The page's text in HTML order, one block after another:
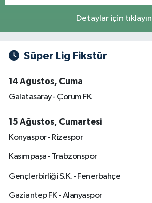
Detaylar için tıklayın
Süper Lig Fikstür
14 Ağustos, Cuma
Galatasaray - Çorum FK
15 Ağustos, Cumartesi
Konyaspor - Rizespor
Kasımpaşa - Trabzonspor
Gençlerbirliği S.K. - Fenerbahçe
Gaziantep FK - Alanyaspor